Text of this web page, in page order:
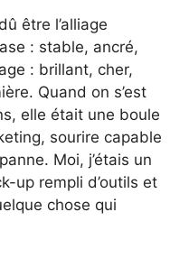
être l’alliage
: stable, ancré,
: brillant, cher,
Quand on s’est
elle était une boule
sourire capable
Moi, j’étais un
up rempli d’outils et
chose qui